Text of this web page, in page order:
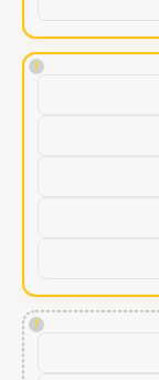
!
!